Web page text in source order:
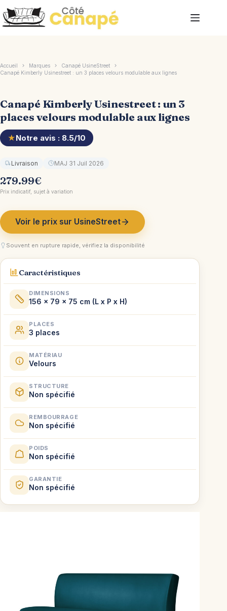
au
contenu
Accueil Marques
Canapé UsineStreet
Canapé Kimberly Usinestreet : un 3 places velours modulable aux lignes
Canapé Kimberly Usinestreet : un 3
places velours modulable aux lignes
★Notre avis : 8.5/10
Livraison MAJ 31 Juil 2026
279.99€
Prix indicatif, sujet à variation
Voir le prix sur UsineStreet
Souvent en rupture rapide, vérifiez la disponibilité
Caractéristiques
DIMENSIONS
156 x 79 x 75 cm (L x P x H)
PLACES
3 places
MATÉRIAU
Velours
STRUCTURE
Non spécifié
REMBOURRAGE
Non spécifié
POIDS
Non spécifié
GARANTIE
Non spécifié